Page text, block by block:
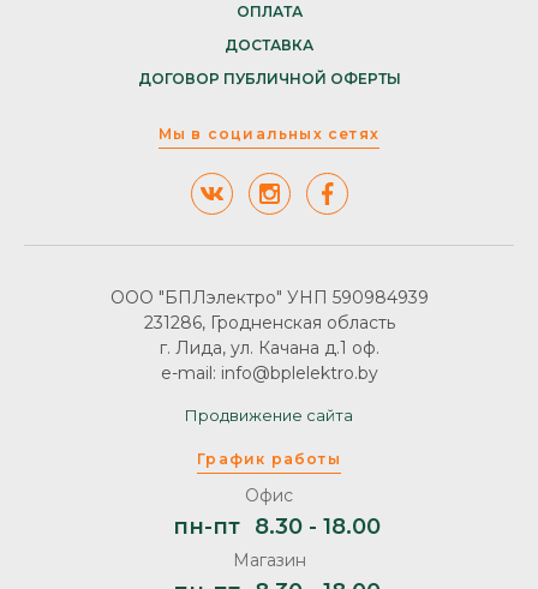
ОПЛАТА
ДОСТАВКА
ДОГОВОР ПУБЛИЧНОЙ ОФЕРТЫ
Мы в социальных сетях
График работы
Офис
пн-пт 8.30 - 18.00
Магазин
ООО "БПЛэлектро" УНП 590984939
231286, Гродненская область
г. Лида, ул. Качана д.1 оф.
e-mail: info@bplelektro.by
Продвижение сайта